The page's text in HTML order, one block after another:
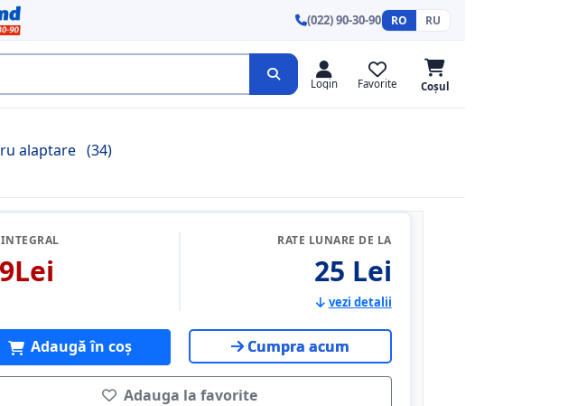
(022) 90-30-90 RO RU
Login Favorite Coșul
alaptare (34)
RATE LUNARE DE LA
25 Lei
vezi detalii
Adaugă în coș Cumpra acum
Adauga la favorite